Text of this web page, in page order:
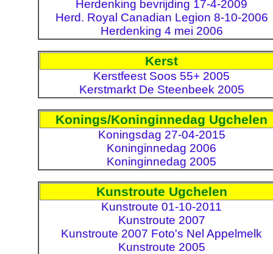
Herdenking bevrijding 17-4-2009
Herd. Royal Canadian Legion 8-10-2006
Herdenking 4 mei 2006
Kerst
Kerstfeest Soos 55+ 2005
Kerstmarkt De Steenbeek 2005
Konings/Koninginnedag Ugchelen
Koningsdag 27-04-2015
Koninginnedag 2006
Koninginnedag 2005
Kunstroute Ugchelen
Kunstroute 01-10-2011
Kunstroute 2007
Kunstroute 2007 Foto's Nel Appelmelk
Kunstroute 2005